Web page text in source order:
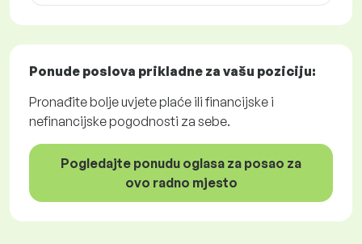
Ponude poslova prikladne za vašu poziciju:
Pronađite bolje uvjete plaće ili financijske i
nefinancijske pogodnosti za sebe.
Pogledajte ponudu oglasa za posao za
ovo radno mjesto